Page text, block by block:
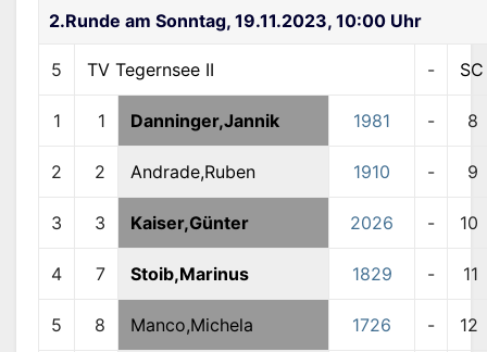
2.Runde am Sonntag, 19.11.2023, 10:00 Uhr
5 TV Tegernsee II -
1 1 Danninger,Jannik 1981 - 8
2 2 Andrade,Ruben 1910 - 9
3 3 Kaiser,Günter 2026 - 10
4 7 Stoib,Marinus 1829 - 11
5 8 Manco,Michela 1726 - 12